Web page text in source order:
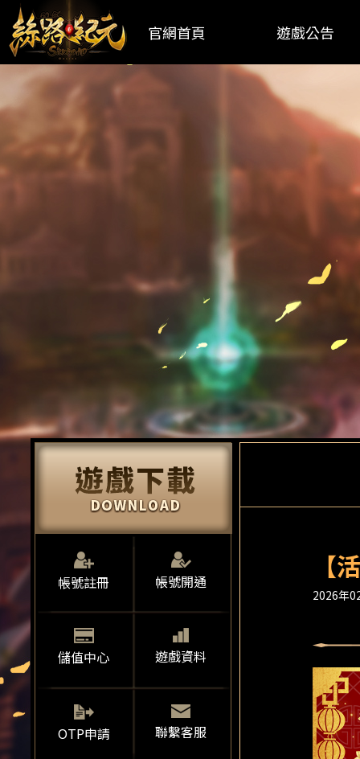
官網首頁 遊戲公告
帳號註冊 帳號開通
儲值中心 遊戲資料
OTP申請 聯繫客服
【
2026年